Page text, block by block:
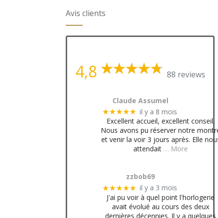
Avis clients
4,8 88 reviews
Claude Assumel
★★★★★ il y a 8 mois
Excellent accueil, excellent conseil.
Nous avons pu réserver notre
et venir la voir 3 jours après. Elle
attendait … More
zzbob69
★★★★★ il y a 3 mois
J'ai pu voir à quel point l'horlogerie
avait évolué au cours des deux
dernières décennies. Il y a quelques